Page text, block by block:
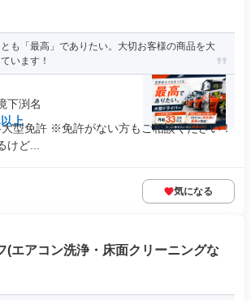
も「最高」でありたい。大切お客様の商品を大
います！
下渕名
上
型免許 ※免許がない方もご相談ください！
ど...
気になる
(エアコン洗浄・床面クリーニングな